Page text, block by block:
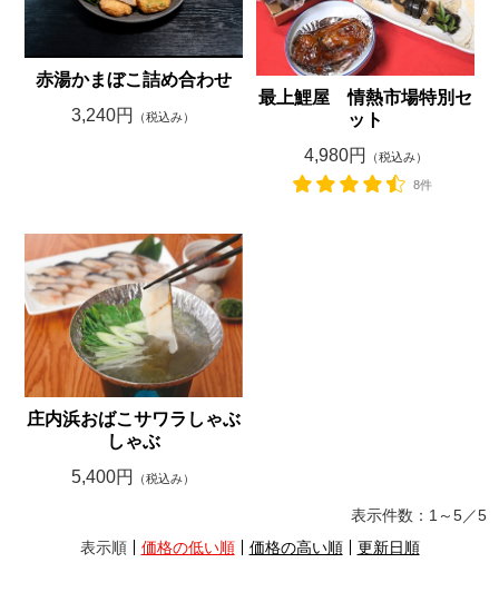
赤湯かまぼこ詰め合わせ
3,240円
（税込み）
最上鯉屋 情熱市場特別セ
ット
4,980円
（税込み）
8件
庄内浜おばこサワラしゃぶ
しゃぶ
5,400円
（税込み）
表示件数： 1～5／5
表示順
価格の低い順 価格の高い順 更新日順